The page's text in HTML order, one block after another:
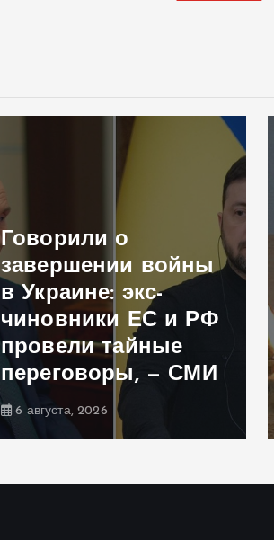
Говорили о
завершении войны
в Украине: экс-
чиновники ЕС и РФ
провели тайные
переговоры, — СМИ
6 августа, 2026